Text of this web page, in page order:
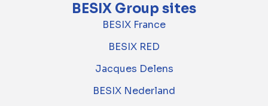
BESIX Group sites
BESIX France
BESIX RED
Jacques Delens
BESIX Nederland